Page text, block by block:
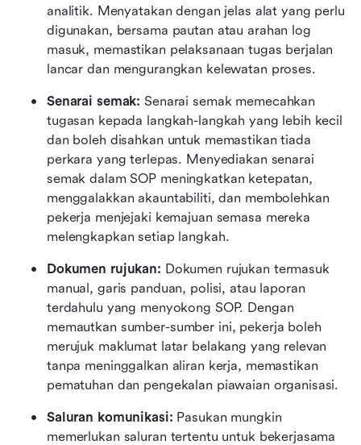
analitik. Menyatakan dengan jelas alat yang perlu
digunakan, bersama pautan atau arahan log
masuk, memastikan pelaksanaan tugas berjalan
lancar dan mengurangkan kelewatan proses.
Senarai semak: Senarai semak memecahkan
tugasan kepada langkah-langkah yang lebih kecil
dan boleh disahkan untuk memastikan tiada
perkara yang terlepas. Menyediakan senarai
semak dalam SOP meningkatkan ketepatan,
menggalakkan akauntabiliti, dan membolehkan
pekerja menjejaki kemajuan semasa mereka
melengkapkan setiap langkah.
Dokumen rujukan: Dokumen rujukan termasuk
manual, garis panduan, polisi, atau laporan
terdahulu yang menyokong SOP. Dengan
memautkan sumber-sumber ini, pekerja boleh
merujuk maklumat latar belakang yang relevan
tanpa meninggalkan aliran kerja, memastikan
pematuhan dan pengekalan piawaian organisasi.
Saluran komunikasi: Pasukan mungkin
memerlukan saluran tertentu untuk bekerjasama